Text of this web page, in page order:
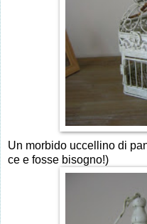
Un morbido uccellino di
ce e fosse bisogno!)